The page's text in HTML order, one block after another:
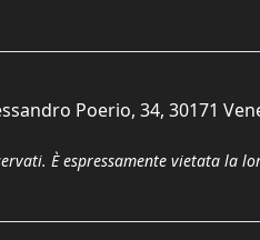
Poerio, 34, 30171
È espressamente vietata la